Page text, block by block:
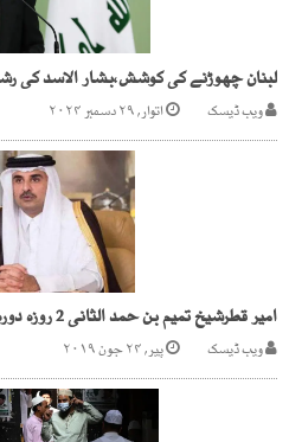
لبنان چھوڑنے کی کوشش،بشار الاسد کی
ویب ڈیسک اتوار, ۲۹ دسمبر ۲۰۲۴
امیر قطرشیخ تمیم بن حمد الثانی 2 روزہ دورہ مکمل کرکے وطن واپس چلے گئے
ویب ڈیسک پیر, ۲۴ جون ۲۰۱۹